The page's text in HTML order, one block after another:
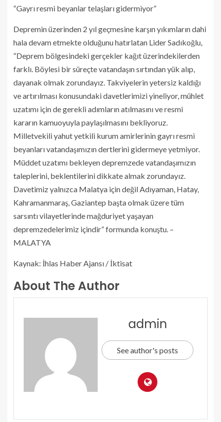
“Gayrı resmi beyanlar telaşları gidermiyor”
Depremin üzerinden 2 yıl geçmesine karşın yıkımların dahi
hala devam etmekte olduğunu hatırlatan Lider Sadıkoğlu,
“Deprem bölgesindeki gerçekler kağıt üzerindekilerden
farklı. Böylesi bir süreçte vatandaşın sırtından yük alıp,
dayanak olmak zorundayız. Takviyelerin yetersiz kaldığı
ve artırılması konusundaki davetlerimizi yineliyor, mühlet
uzatımı için de gerekli adımların atılmasını ve resmi
kararın kamuoyuyla paylaşılmasını bekliyoruz.
Milletvekili yahut yetkili kurum amirlerinin gayrı resmi
beyanları vatandaşımızın dertlerini gidermeye yetmiyor.
Müddet uzatımı bekleyen depremzede vatandaşımızın
taleplerini, beklentilerini dikkate almak zorundayız.
Davetimiz yalnızca Malatya için değil Adıyaman, Hatay,
Kahramanmaraş, Gaziantep başta olmak üzere tüm
sarsıntı vilayetlerinde mağduriyet yaşayan
depremzedelerimiz içindir” formunda konuştu. –
MALATYA
Kaynak: İhlas Haber Ajansı / İktisat
About The Author
admin
See author's posts